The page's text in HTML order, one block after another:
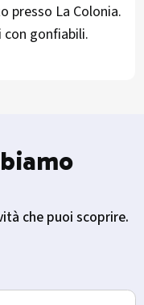
presso La Colonia.
con gonfiabili.
che puoi scoprire.